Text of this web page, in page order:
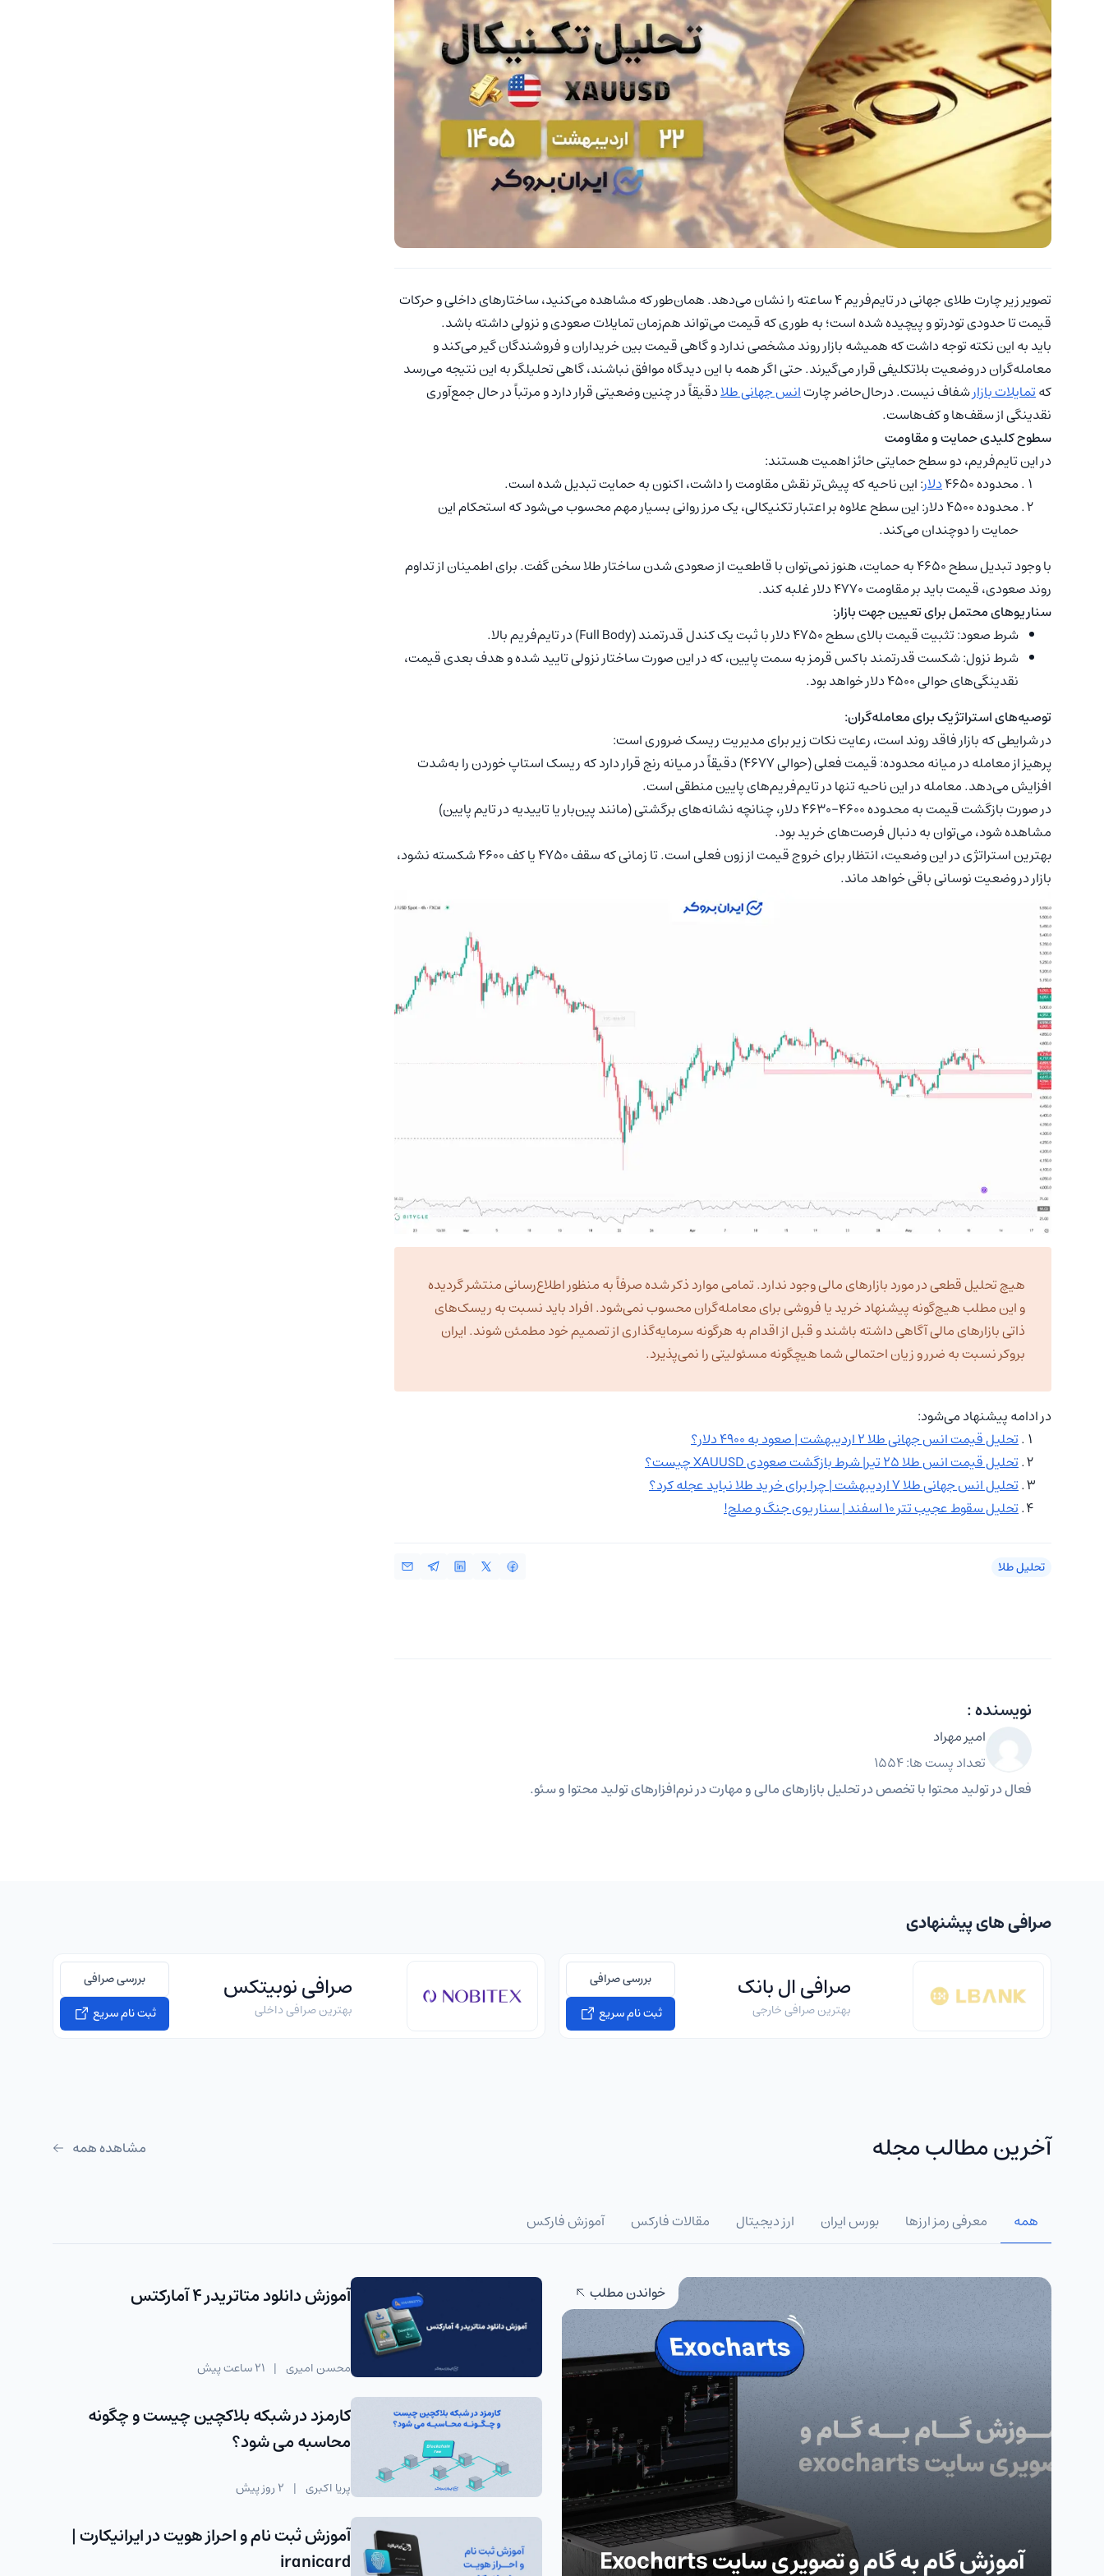
تصویر زیر چارت طلای جهانی در تایم‌فریم ۴ ساعته را نشان می‌دهد. همان‌طور که مشاهده می‌کنید، ساختارهای داخلی و حرکات
قیمت تا حدودی تودرتو و پیچیده شده است؛ به طوری که قیمت می‌تواند هم‌زمان تمایلات صعودی و نزولی داشته باشد.
باید به این نکته توجه داشت که همیشه بازار روند مشخصی ندارد و گاهی قیمت بین خریداران و فروشندگان گیر می‌کند و
معامله‌گران در وضعیت بلاتکلیفی قرار می‌گیرند. حتی اگر همه با این دیدگاه موافق نباشند، گاهی تحلیلگر به این نتیجه می‌رسد
کهتمایلات بازارشفاف نیست. درحال‌حاضر چارتانس جهانی طلادقیقاً در چنین وضعیتی قرار دارد و مرتباً در حال جمع‌آوری
نقدینگی از سقف‌ها و کف‌هاست.
سطوح کلیدی حمایت و مقاومت
در این تایم‌فریم، دو سطح حمایتی حائز اهمیت هستند:
محدوده ۴۶۵۰
دلار: این ناحیه که پیش‌تر نقش مقاومت را داشت، اکنون به حمایت تبدیل شده است.
محدوده ۴۵۰۰ دلار: این سطح علاوه بر اعتبار تکنیکالی، یک مرز روانی بسیار مهم محسوب می‌شود که استحکام این
حمایت را دوچندان می‌کند.
با وجود تبدیل سطح ۴۶۵۰ به حمایت، هنوز نمی‌توان با قاطعیت از صعودی شدن ساختار طلا سخن گفت. برای اطمینان از تداوم
روند صعودی، قیمت باید بر مقاومت ۴۷۷۰ دلار غلبه کند.
سناریوهای محتمل برای تعیین جهت بازار:
شرط صعود: تثبیت قیمت بالای سطح ۴۷۵۰ دلار با ثبت یک کندل قدرتمند (Full Body) در تایم‌فریم بالا.
شرط نزول: شکست قدرتمند باکس قرمز به سمت پایین، که در این صورت ساختار نزولی تایید شده و هدف بعدی قیمت،
نقدینگی‌های حوالی ۴۵۰۰ دلار خواهد بود.
توصیه‌های استراتژیک برای معامله‌گران:
در شرایطی که بازار فاقد روند است، رعایت نکات زیر برای مدیریت ریسک ضروری است:
پرهیز از معامله در میانه محدوده: قیمت فعلی (حوالی ۴۶۷۷) دقیقاً در میانه رنج قرار دارد که ریسک استاپ خوردن را به‌شدت
افزایش می‌دهد. معامله در این ناحیه تنها در تایم‌فریم‌های پایین منطقی است.
در صورت بازگشت قیمت به محدوده ۴۶۰۰-۴۶۳۰ دلار، چنانچه نشانه‌های برگشتی (مانند پین‌بار یا تاییدیه در تایم پایین)
مشاهده شود، می‌توان به دنبال فرصت‌های خرید بود.
بهترین استراتژی در این وضعیت، انتظار برای خروج قیمت از زون فعلی است. تا زمانی که سقف ۴۷۵۰ یا کف ۴۶۰۰ شکسته نشود،
بازار در وضعیت نوسانی باقی خواهد ماند.
هیچ تحلیل قطعی در مورد بازارهای مالی وجود ندارد. تمامی موارد ذکر شده صرفاً به منظور اطلاع‌رسانی منتشر گردیده
و این مطلب هیچ‌گونه پیشنهاد خرید یا فروشی برای معامله‌گران محسوب نمی‌شود. افراد باید نسبت به ریسک‌های
ذاتی بازارهای مالی آگاهی داشته باشند و قبل از اقدام به هرگونه سرمایه‌گذاری از تصمیم خود مطمئن شوند. ایران
بروکر نسبت به ضرر و زیان احتمالی شما هیچگونه مسئولیتی را نمی‌پذیرد.
در ادامه پیشنهاد می‌شود:
تحلیل قیمت انس جهانی طلا ۲ اردیبهشت | صعود به ۴۹۰۰ دلار؟
تحلیل قیمت انس طلا ۲۵ تیر| شرط بازگشت صعودی XAUUSD چیست؟
تحلیل انس جهانی طلا ۷ اردیبهشت | چرا برای خرید طلا نباید عجله کرد؟
تحلیل سقوط عجیب تتر ۱۰ اسفند | سناریوی جنگ و صلح!
تحلیل طلا
نویسنده :
امیر مهراد
تعداد پست ها: 1554
فعال در تولید محتوا با تخصص در تحلیل بازارهای مالی و مهارت در نرم‌افزارهای تولید محتوا و سئو.
صرافی های پیشنهادی
صرافی ال بانک
بهترین صرافی خارجی
بررسی صرافی
ثبت نام سریع
صرافی نوبیتکس
بهترین صرافی داخلی
بررسی صرافی
ثبت نام سریع
آخرین مطالب مجله مشاهده همه
همه معرفی رمز ارزها بورس ایران ارز دیجیتال مقالات فارکس آموزش فارکس
آموزش گام به گام و تصویری سایت Exocharts
خواندن مطلب آموزش دانلود متاتریدر 4 آمارکتس
محسن امیری | 21 ساعت پیش
کارمزد در شبکه بلاکچین چیست و چگونه
محاسبه می شود؟
پریا اکبری | 2 روز پیش
آموزش ثبت نام و احراز هویت در ایرانیکارت |
iranicard